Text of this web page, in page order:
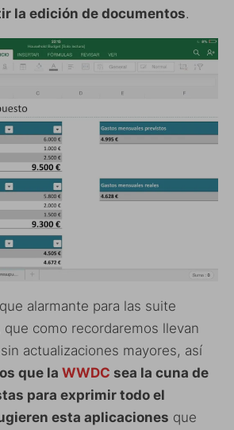
la edición de documentos.
alarmante para las suite
que como recordaremos llevan
actualizaciones mayores, así
que la WWDC sea la cuna de
para exprimir todo el
esta aplicaciones que